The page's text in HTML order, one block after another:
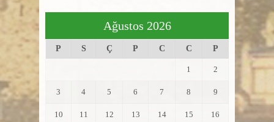
Ağustos 2026
P S Ç P C C P
1 2
3 4 5 6 7 8 9
10 11 12 13 14 15 16